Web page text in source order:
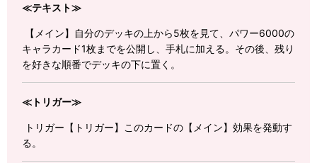
≪テキスト≫
【メイン】自分のデッキの上から5枚を見て、パワー6000の
キャラカード1枚までを公開し、手札に加える。その後、残り
を好きな順番でデッキの下に置く。
≪トリガー≫
トリガー【トリガー】このカードの【メイン】効果を発動す
る。